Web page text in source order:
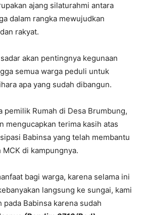
ajang silaturahmi antara
dalam rangka mewujudkan
rakyat.
akan pentingnya kegunaan
semua warga peduli untuk
apa yang sudah dibangun.
pemilik Rumah di Desa Brumbung,
mengucapkan terima kasih atas
Babinsa yang telah membantu
di kampungnya.
bagi warga, karena selama ini
langsung ke sungai, kami
pada Babinsa karena sudah